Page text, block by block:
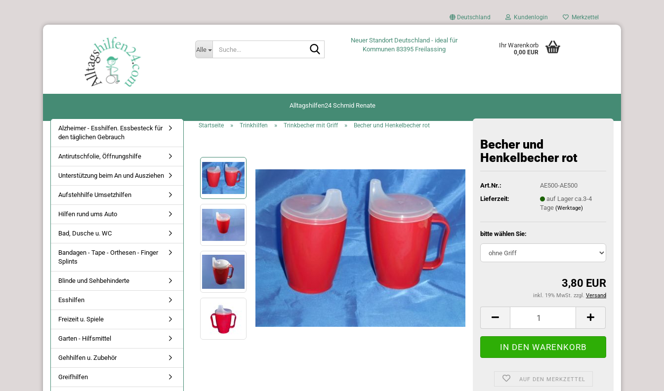
Deutschland Kundenlogin Merkzettel
Alle
Neuer Standort Deutschland - ideal für
Kommunen 83395 Freilassing
Ihr Warenkorb
0,00 EUR
Alltagshilfen24 Schmid Renate
Startseite » Trinkhilfen » Trinkbecher mit Griff » Becher und Henkelbecher rot
Becher und
Henkelbecher rot
Art.Nr.:
AE500-AE500
Lieferzeit:
auf Lager ca.3-4
Tage(Werktage)
bitte wählen Sie:
3,80 EUR
inkl. 19% MwSt. zzgl. Versand
AUF DEN MERKZETTEL
Alzheimer - Esshilfen. Essbesteck für
den täglichen Gebrauch
Antirutschfolie, Öffnungshilfe
Unterstützung beim An und Ausziehen
Aufstehhilfe Umsetzhilfen
Hilfen rund ums Auto
Bad, Dusche u. WC
Bandagen - Tape - Orthesen - Finger
Splints
Blinde und Sehbehinderte
Esshilfen
Freizeit u. Spiele
Garten - Hilfsmittel
Gehhilfen u. Zubehör
Greifhilfen